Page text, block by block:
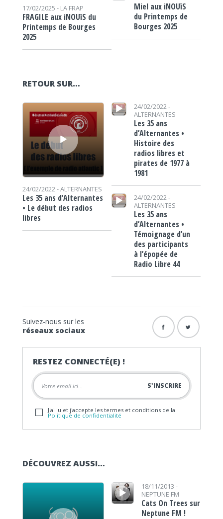
17/02/2025 - LA FRAP
FRAGILE aux iNOUïS du
Printemps de Bourges
2025
Miel aux iNOUïS
du Printemps de
Bourges 2025
RETOUR SUR…
Lecteur audio
24/02/2022 -ALTERNANTES
Les 35 ans d’Alternantes
• Le début des radios
libres
Lecteur audio
24/02/2022 -
ALTERNANTES
Les 35 ans
d’Alternantes •
Histoire des
radios libres et
pirates de 1977 à
1981
Lecteur audio
24/02/2022 -
ALTERNANTES
Les 35 ans
d’Alternantes •
Témoignage d’un
des participants
à l’épopée de
Radio Libre 44
Suivez-nous sur les
réseaux sociaux
RESTEZ CONNECTÉ(E) !
J'ai lu et j'accepte les termes et conditions de la
Politique de confidentialité
DÉCOUVREZ AUSSI…
Lecteur audio
Lecteur audio18/11/2013 -
NEPTUNE FM
Cats On Trees sur
Neptune FM !